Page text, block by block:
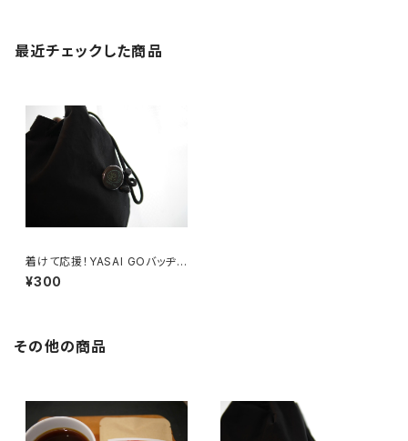
最近チェックした商品
着けて応援！YASAI GOバッヂ
（ブラック）
¥300
その他の商品